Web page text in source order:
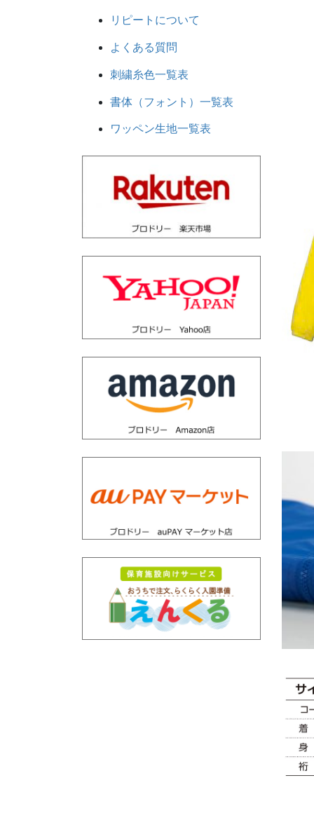
リピートについて
よくある質問
刺繍糸色一覧表
書体（フォント）一覧表
ワッペン生地一覧表